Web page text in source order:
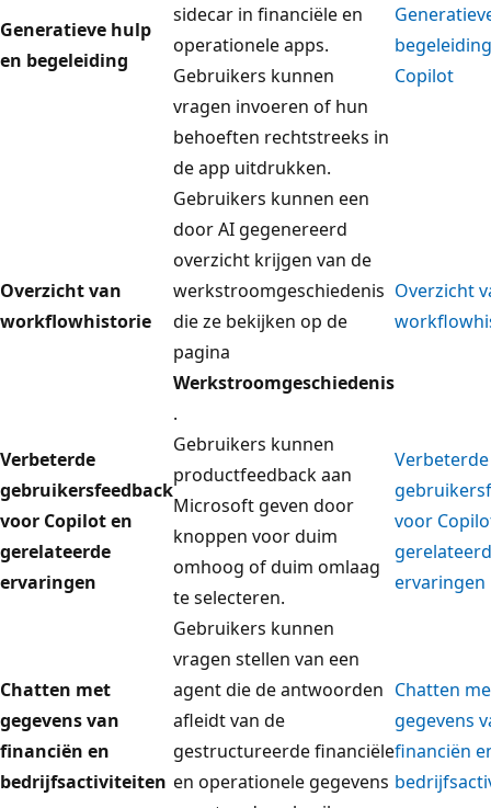
Generatieve hulp
en begeleiding
sidecar in financiële en
operationele apps.
Gebruikers kunnen
vragen invoeren of hun
behoeften rechtstreeks in
de app uitdrukken.
Copilot
Overzicht van
workflowhistorie
Gebruikers kunnen een
door AI gegenereerd
overzicht krijgen van de
werkstroomgeschiedenis
die ze bekijken op de
pagina
Werkstroomgeschiedenis
.
Overzicht
Verbeterde
gebruikersfeedback
voor Copilot en
gerelateerde
ervaringen
Gebruikers kunnen
productfeedback aan
Microsoft geven door
knoppen voor duim
omhoog of duim omlaag
te selecteren.
Verbeterde
voor
ervaringen
Chatten met
gegevens van
financiën en
bedrijfsactiviteiten
Gebruikers kunnen
vragen stellen van een
agent die de antwoorden
afleidt van de
gestructureerde financiële
en operationele gegevens
Chatten
gegevens
financiën